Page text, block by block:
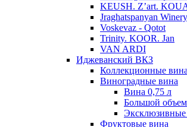
KEUSH. Z’art.
Jraghatspanyan Winery
Voskevaz - Qotot
Trinity. KOOR. Jan
VAN ARDI
Иджеванский ВКЗ
Коллекционные вина
Виноградные вина
Вина 0,75 л
Большой объем
Эксклюзивные
Фруктовые вина